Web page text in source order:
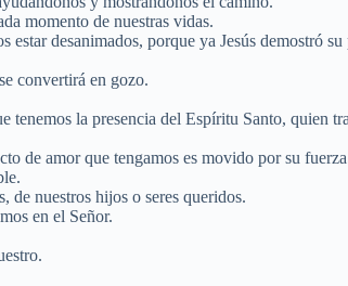
momento de nuestras vidas.
desanimados, porque ya Jesús demostró
convertirá en gozo.
la presencia del Espíritu Santo, quien
de amor que tengamos es movido por su
de nuestros hijos o seres queridos.
en el Señor.